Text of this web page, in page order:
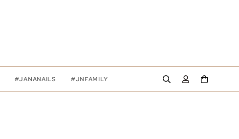
#JANANAILS #JNFAMILY